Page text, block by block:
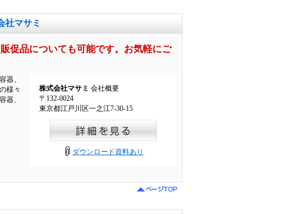
社マサミ
促品についても可能です。お気軽にご
器、
様々
器、
株式会社マサミ 会社概要
〒132-0024
東京都江戸川区一之江7-30-15
ダウンロード資料あり